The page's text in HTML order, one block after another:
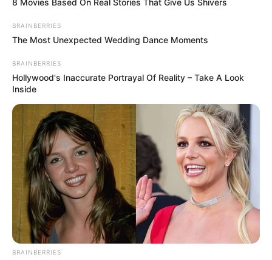
Imagens:twindragonflydesigns
Quando estiver usando um tecido fino, tome o
cuidado de colocar algumas folhas de jornal no
8 Movies Based On Real Stories That Give Us Shivers
BRAINBERRIES
The Most Unexpected Wedding Dance Moments
BRAINBERRIES
Hollywood's Inaccurate Portrayal Of Reality – Take A Look
Inside
BRAINBERRIES